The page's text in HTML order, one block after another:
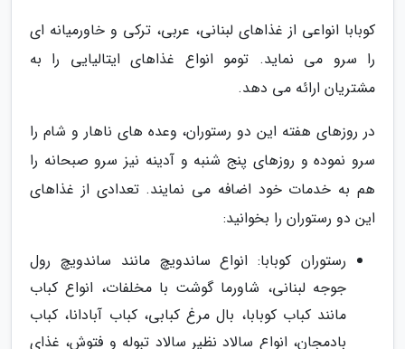
کوبابا انواعی از غذاهای لبنانی، عربی، ترکی و خاورمیانه ای
را سرو می نماید. تومو انواع غذاهای ایتالیایی را به
مشتریان ارائه می دهد.
در روزهای هفته این دو رستوران، وعده های ناهار و شام را
سرو نموده و روزهای پنج شنبه و آدینه نیز سرو صبحانه را
هم به خدمات خود اضافه می نمایند. تعدادی از غذاهای
این دو رستوران را بخوانید:
رستوران کوبابا: انواع ساندویچ مانند ساندویچ رول
جوجه لبنانی، شاورما گوشت با مخلفات، انواع کباب
مانند کباب کوبابا، بال مرغ کبابی، کباب آبادانا، کباب
بادمجان، انواع سالاد نظیر سالاد تبوله و فتوش، غذای